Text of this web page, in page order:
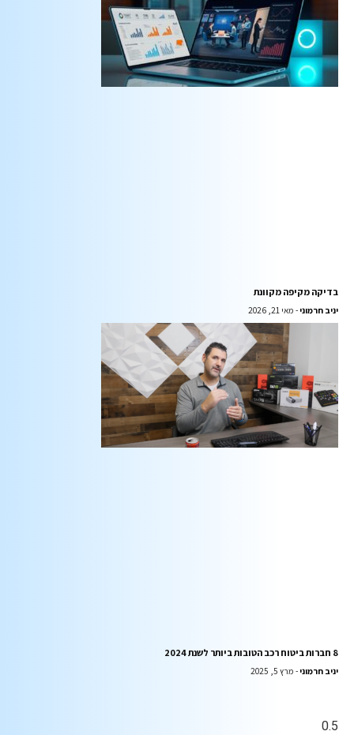
בדיקה מקיפה מקוונת
יניב חרמוני מאי 21, 2026
8 חברות ביטוח רכב הטובות ביותר לשנת 2024
יניב חרמוני מרץ 5, 2025